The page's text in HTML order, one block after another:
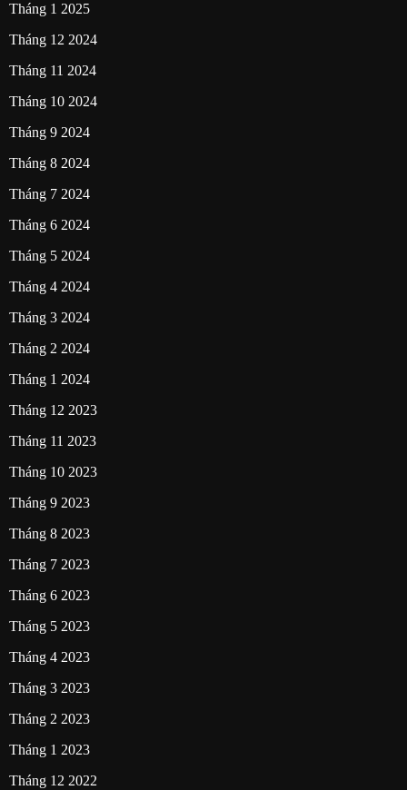
Tháng 1 2025
Tháng 12 2024
Tháng 11 2024
Tháng 10 2024
Tháng 9 2024
Tháng 8 2024
Tháng 7 2024
Tháng 6 2024
Tháng 5 2024
Tháng 4 2024
Tháng 3 2024
Tháng 2 2024
Tháng 1 2024
Tháng 12 2023
Tháng 11 2023
Tháng 10 2023
Tháng 9 2023
Tháng 8 2023
Tháng 7 2023
Tháng 6 2023
Tháng 5 2023
Tháng 4 2023
Tháng 3 2023
Tháng 2 2023
Tháng 1 2023
Tháng 12 2022